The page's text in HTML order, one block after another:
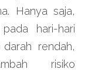
Hanya saja,
hari-hari
rendah,
risiko